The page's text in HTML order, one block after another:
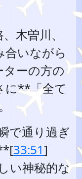
木曽川、
合いながら
ーの方の
に**「全て
で通り過ぎ
33:51]
い神秘的な